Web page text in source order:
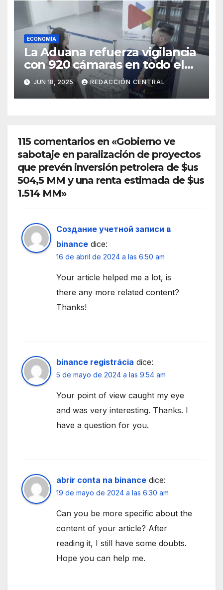
ECONOMÍA
La Aduana refuerza vigilancia
con 920 cámaras en todo el
país
JUN 18, 2025 REDACCIÓN CENTRAL
115 comentarios en «Gobierno ve
sabotaje en paralización de proyectos
que prevén inversión petrolera de $us
504,5 MM y una renta estimada de $us
1.514 MM»
Создание учетной записи в
binance dice:
16 de abril de 2024 a las 6:50 am
Your article helped me a lot, is
there any more related content?
Thanks!
binance registrácia dice:
5 de mayo de 2024 a las 9:54 am
Your point of view caught my eye
and was very interesting. Thanks. I
have a question for you.
abrir conta na binance dice:
19 de mayo de 2024 a las 6:30 am
Can you be more specific about the
content of your article? After
reading it, I still have some doubts.
Hope you can help me.